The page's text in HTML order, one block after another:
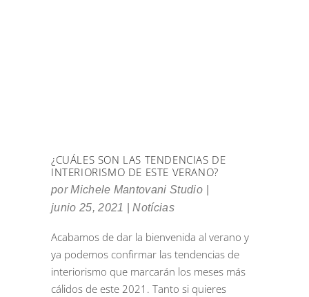
¿CUÁLES SON LAS TENDENCIAS DE
INTERIORISMO DE ESTE VERANO?
porMichele Mantovani Studio
junio 25, 2021
Notícias
Acabamos de dar la bienvenida al verano y
ya podemos confirmar las tendencias de
interiorismo que marcarán los meses más
cálidos de este 2021. Tanto si quieres